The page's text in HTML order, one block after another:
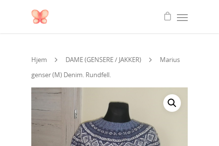
Hjem DAME (GENSERE / JAKKER)
Marius
genser (M) Denim. Rundfell.